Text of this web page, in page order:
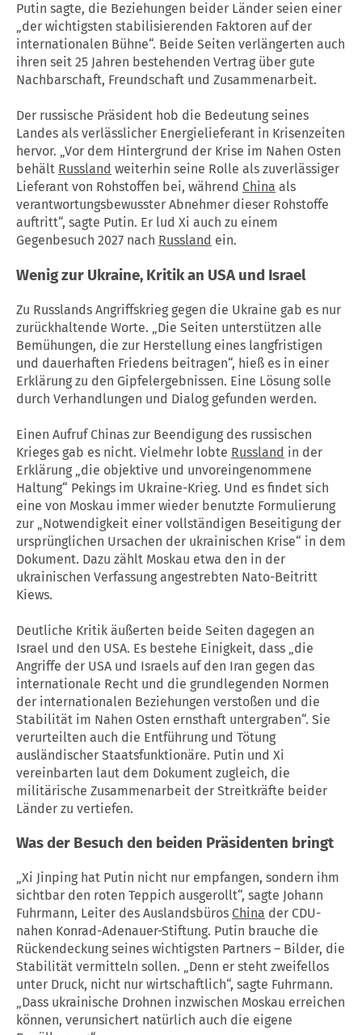
Putin sagte, die Beziehungen beider Länder seien einer
„der wichtigsten stabilisierenden Faktoren auf der
internationalen Bühne“. Beide Seiten verlängerten auch
ihren seit 25 Jahren bestehenden Vertrag über gute
Nachbarschaft, Freundschaft und Zusammenarbeit.
Der russische Präsident hob die Bedeutung seines
Landes als verlässlicher Energielieferant in Krisenzeiten
hervor. „Vor dem Hintergrund der Krise im Nahen Osten
behält Russland weiterhin seine Rolle als zuverlässiger
Lieferant von Rohstoffen bei, während China als
verantwortungsbewusster Abnehmer dieser Rohstoffe
auftritt“, sagte Putin. Er lud Xi auch zu einem
Gegenbesuch 2027 nach Russland ein.
Wenig zur Ukraine, Kritik an USA und Israel
Zu Russlands Angriffskrieg gegen die Ukraine gab es nur
zurückhaltende Worte. „Die Seiten unterstützen alle
Bemühungen, die zur Herstellung eines langfristigen
und dauerhaften Friedens beitragen“, hieß es in einer
Erklärung zu den Gipfelergebnissen. Eine Lösung solle
durch Verhandlungen und Dialog gefunden werden.
Einen Aufruf Chinas zur Beendigung des russischen
Krieges gab es nicht. Vielmehr lobte Russland in der
Erklärung „die objektive und unvoreingenommene
Haltung“ Pekings im Ukraine-Krieg. Und es findet sich
eine von Moskau immer wieder benutzte Formulierung
zur „Notwendigkeit einer vollständigen Beseitigung der
ursprünglichen Ursachen der ukrainischen Krise“ in dem
Dokument. Dazu zählt Moskau etwa den in der
ukrainischen Verfassung angestrebten Nato-Beitritt
Kiews.
Deutliche Kritik äußerten beide Seiten dagegen an
Israel und den USA. Es bestehe Einigkeit, dass „die
Angriffe der USA und Israels auf den Iran gegen das
internationale Recht und die grundlegenden Normen
der internationalen Beziehungen verstoßen und die
Stabilität im Nahen Osten ernsthaft untergraben“. Sie
verurteilten auch die Entführung und Tötung
ausländischer Staatsfunktionäre. Putin und Xi
vereinbarten laut dem Dokument zugleich, die
militärische Zusammenarbeit der Streitkräfte beider
Länder zu vertiefen.
Was der Besuch den beiden Präsidenten bringt
„Xi Jinping hat Putin nicht nur empfangen, sondern ihm
sichtbar den roten Teppich ausgerollt“, sagte Johann
Fuhrmann, Leiter des Auslandsbüros China der CDU-
nahen Konrad-Adenauer-Stiftung. Putin brauche die
Rückendeckung seines wichtigsten Partners – Bilder, die
Stabilität vermitteln sollen. „Denn er steht zweifellos
unter Druck, nicht nur wirtschaftlich“, sagte Fuhrmann.
„Dass ukrainische Drohnen inzwischen Moskau erreichen
können, verunsichert natürlich auch die eigene